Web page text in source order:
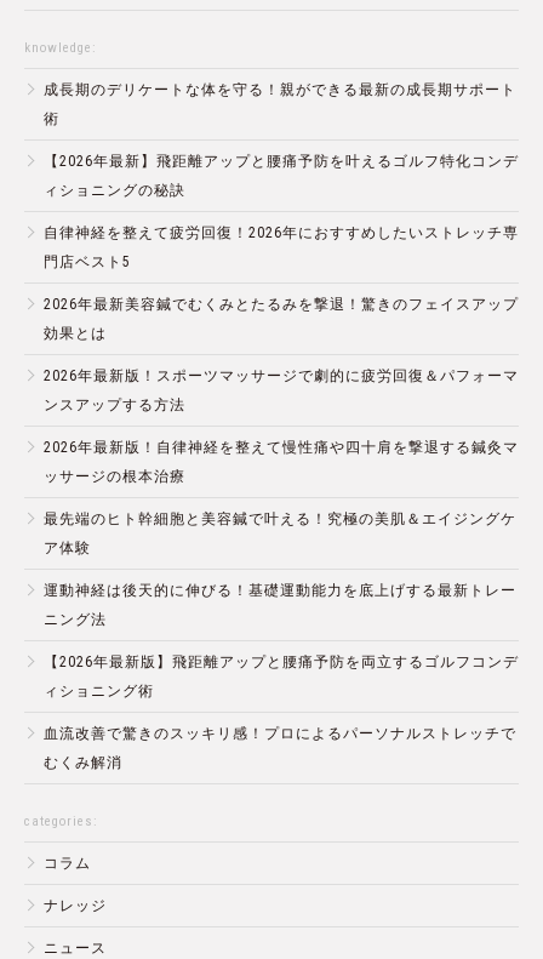
knowledge:
成長期のデリケートな体を守る！親ができる最新の成長期サポート
術
【2026年最新】飛距離アップと腰痛予防を叶えるゴルフ特化コンデ
ィショニングの秘訣
自律神経を整えて疲労回復！2026年におすすめしたいストレッチ専
門店ベスト5
2026年最新美容鍼でむくみとたるみを撃退！驚きのフェイスアップ
効果とは
2026年最新版！スポーツマッサージで劇的に疲労回復＆パフォーマ
ンスアップする方法
2026年最新版！自律神経を整えて慢性痛や四十肩を撃退する鍼灸マ
ッサージの根本治療
最先端のヒト幹細胞と美容鍼で叶える！究極の美肌＆エイジングケ
ア体験
運動神経は後天的に伸びる！基礎運動能力を底上げする最新トレー
ニング法
【2026年最新版】飛距離アップと腰痛予防を両立するゴルフコンデ
ィショニング術
血流改善で驚きのスッキリ感！プロによるパーソナルストレッチで
むくみ解消
categories:
コラム
ナレッジ
ニュース